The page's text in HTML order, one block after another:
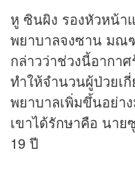
หู ซินผิง รองหัวหน้า
พยาบาลจงซาน มณ
กล่าวว่าช่วงนี้อากา
ทำให้จำนวนผู้ป่วยเ
พยาบาลเพิ่มขึ้นอย่า
เขาได้รักษาคือ นา
19 ปี